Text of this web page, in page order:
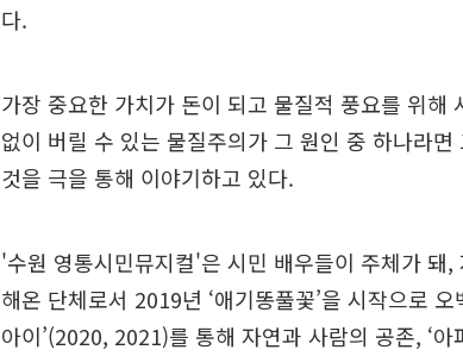
다.
가장 중요한 가치가 돈이 되고 물질적 풍요를 위해
없이 버릴 수 있는 물질주의가 그 원인 중 하나라
것을 극을 통해 이야기하고 있다.
'수원 영통시민뮤지컬'은 시민 배우들이 주체가 돼
해온 단체로서 2019년 ‘애기똥풀꽃’을 시작으로
아이’(2020, 2021)를 통해 자연과 사람의 공존, ‘